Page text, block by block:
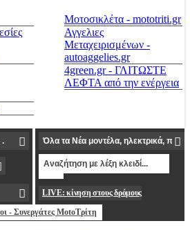
Μοτοσικλέτα - mototriti.gr
Αγγελιες
Μεταχειρισμένων -
autoaggelies.gr
4green.gr - ΓΛΙΤΩΣΤΕ
ΛΕΦΤΑ από την ενέργεια
LIVE: κίνηση στους δρόμους
- Συνεργάτες MotoΤρίτη